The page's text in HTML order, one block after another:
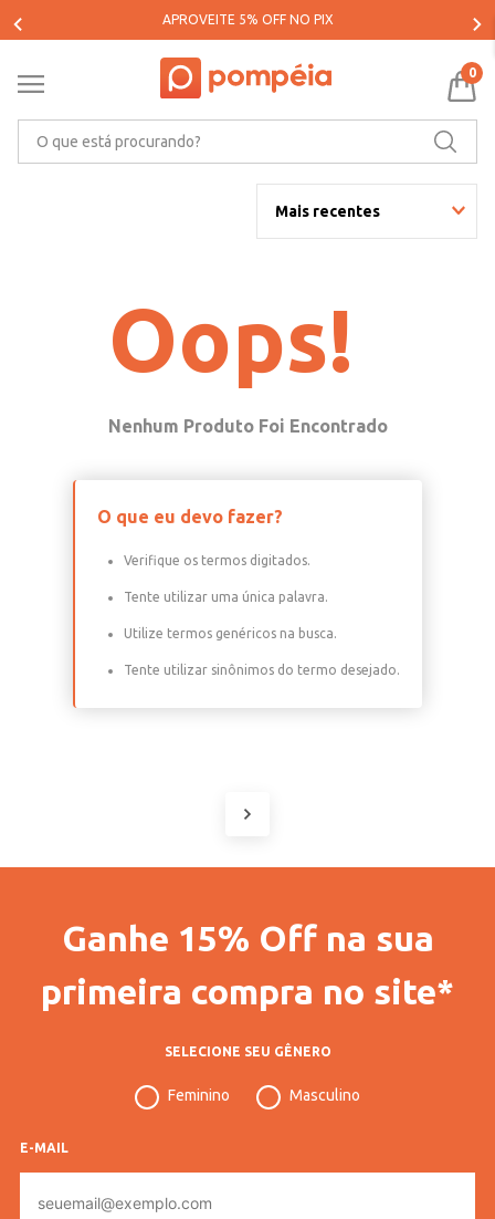
APROVEITE 5% OFF NO PIX
0
Mais recentes
Oops!
O que eu devo fazer?
Verifique os termos digitados.
Tente utilizar uma única palavra.
Utilize termos genéricos na busca.
Tente utilizar sinônimos do termo desejado.
Ganhe 15% Off na sua
primeira compra no site*
SELECIONE SEU GÊNERO
Feminino Masculino
E-MAIL
mail